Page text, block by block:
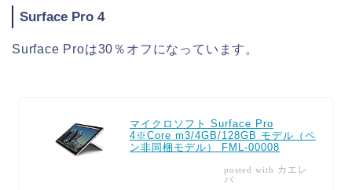
Surface Pro 4
Surface Proは30％オフになっています。
マイクロソフト Surface Pro
4※Core m3/4GB/128GB モデル（ペ
ン非同梱モデル） FML-00008
posted with カエレ
バ